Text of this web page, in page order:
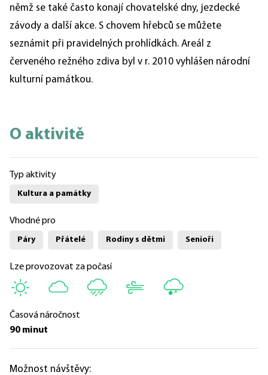
němž se také často konají chovatelské dny, jezdecké
závody a další akce. S chovem hřebců se můžete
seznámit při pravidelných prohlídkách. Areál z
červeného režného zdiva byl v r. 2010 vyhlášen národní
kulturní památkou.
O aktivitě
Typ aktivity
Kultura a památky
Vhodné pro
Páry Přátelé Rodiny s dětmi Senioři
Lze provozovat za počasí
Časová náročnost
90 minut
Možnost návštěvy: